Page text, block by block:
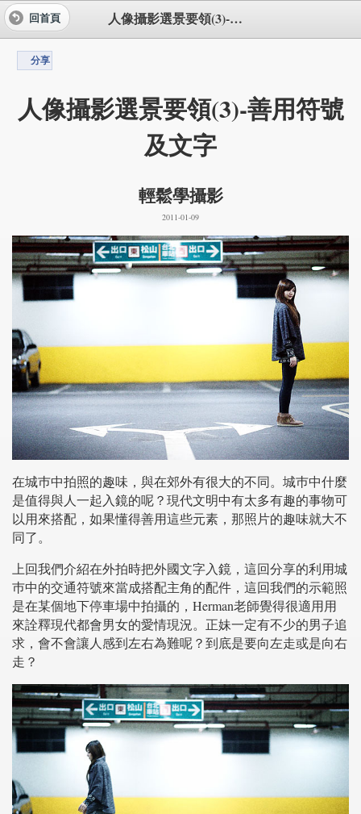
人像攝影選景要領(3)-善用符號及文字
回首頁
分享
人像攝影選景要領(3)-善用符號
及文字
輕鬆學攝影
2011-01-09
在城巿中拍照的趣味，與在郊外有很大的不同。城巿中什麼
是值得與人一起入鏡的呢？現代文明中有太多有趣的事物可
以用來搭配，如果懂得善用這些元素，那照片的趣味就大不
同了。
上回我們介紹在外拍時把外國文字入鏡，這回分享的利用城
巿中的交通符號來當成搭配主角的配件，這回我們的示範照
是在某個地下停車場中拍攝的，Herman老師覺得很適用用
來詮釋現代都會男女的愛情現況。正妹一定有不少的男子追
求，會不會讓人感到左右為難呢？到底是要向左走或是向右
走？